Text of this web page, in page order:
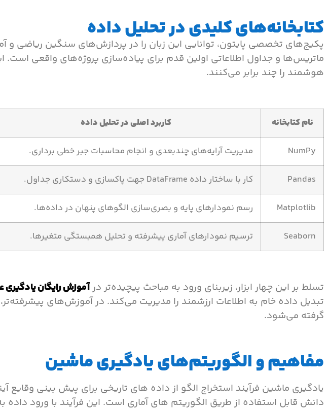
کتابخانه‌های کلیدی در تحلیل داده
پکیج‌های تخصصی پایتون، توانایی این زبان را در پردازش‌های سنگین ریاضی و
ماتریس‌ها و جداول اطلاعاتی اولین قدم برای پیاده‌سازی پروژه‌های واقعی
هوشمند را چند برابر می‌کنند.
نام کتابخانه کاربرد اصلی در تحلیل داده
NumPy مدیریت آرایه‌های چندبعدی و انجام محاسبات جبر خطی برداری.
Pandas کار با ساختار داده DataFrame جهت پاکسازی و دستکاری جداول.
Matplotlib رسم نمودارهای پایه و بصری‌سازی الگوهای پنهان در داده‌ها.
Seaborn ترسیم نمودارهای آماری پیشرفته و تحلیل همبستگی متغیرها.
تسلط بر این چهار ابزار، زیربنای ورود به مباحث پیچیده‌تر درآموزش رایگان یادگیری
تبدیل داده خام به اطلاعات ارزشمند را مدیریت می‌کند. در آموزش‌های
گرفته می‌شود.
مفاهیم و الگوریتم‌های یادگیری ماشین
یادگیری ماشین فرآیند استخراج الگو از داده های تاریخی برای پیش بینی
دانش قابل استفاده از طریق الگوریتم های آماری است. این فرآیند با ورود